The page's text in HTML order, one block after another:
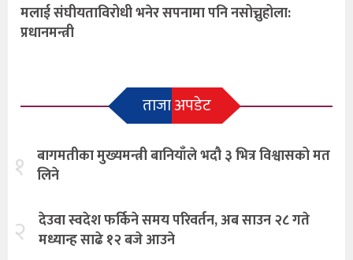
मलाई संघीयताविरोधी भनेर सपनामा पनि नसोच्नुहोला:
प्रधानमन्त्री
ताजा अपडेट
१ बागमतीका मुख्यमन्त्री बानियाँले भदौ ३ भित्र विश्वासको मत
लिने
२ देउवा स्वदेश फर्किने समय परिवर्तन, अब साउन २८ गते
मध्यान्ह साढे १२ बजे आउने